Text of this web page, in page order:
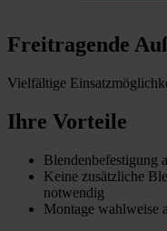
Freitragende
Vielfältige
Ihre Vorteile
Blendenbefestigung
Keine zusätzliche
notwendig
Montage wahlweise